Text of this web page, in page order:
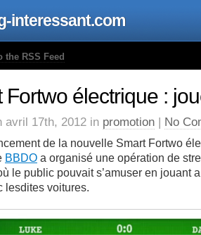
interessant.com
the RSS Feed
Fortwo électrique :
avril 17th, 2012 in promotion | No
de la nouvelle Smart Fortwo
BBDO a organisé une opération de
le public pouvait s’amuser en jouant
lesdites voitures.